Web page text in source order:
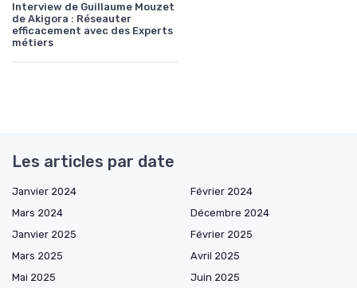
Interview de Guillaume Mouzet
de Akigora : Réseauter
efficacement avec des Experts
métiers
Les articles par date
Janvier 2024
Février 2024
Mars 2024
Décembre 2024
Janvier 2025
Février 2025
Mars 2025
Avril 2025
Mai 2025
Juin 2025